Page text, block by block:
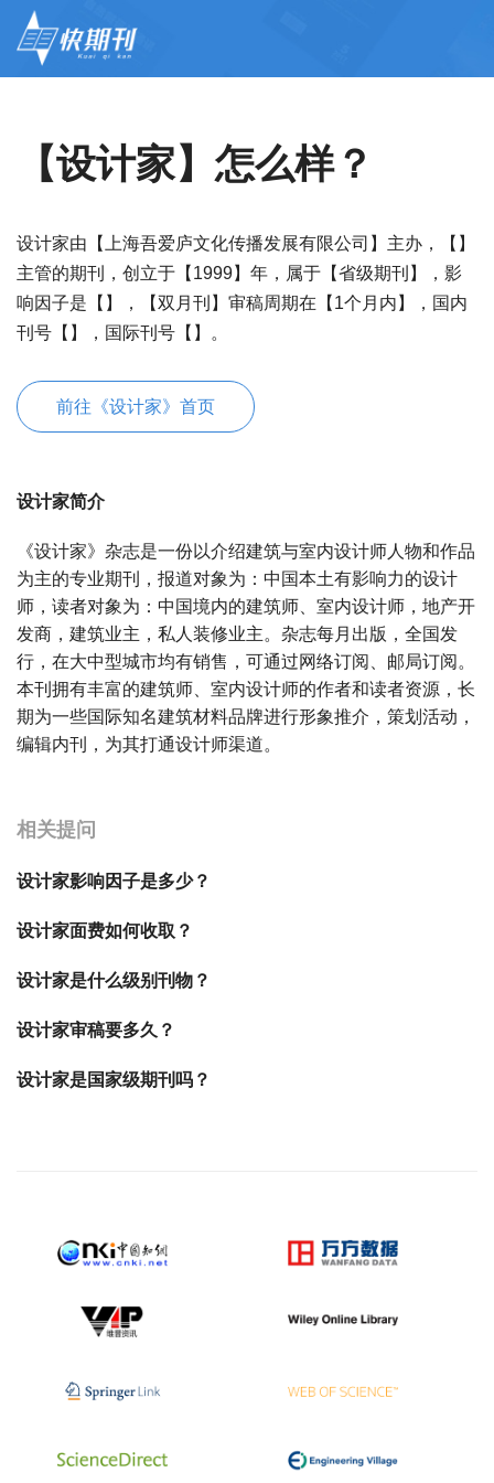
【设计家】怎么样？
设计家由【上海吾爱庐文化传播发展有限公司】主办，【】
主管的期刊，创立于【1999】年，属于【省级期刊】，影
响因子是【】，【双月刊】审稿周期在【1个月内】，国内
刊号【】，国际刊号【】。
前往《设计家》首页
设计家简介
《设计家》杂志是一份以介绍建筑与室内设计师人物和作品
为主的专业期刊，报道对象为：中国本土有影响力的设计
师，读者对象为：中国境内的建筑师、室内设计师，地产开
发商，建筑业主，私人装修业主。杂志每月出版，全国发
行，在大中型城市均有销售，可通过网络订阅、邮局订阅。
本刊拥有丰富的建筑师、室内设计师的作者和读者资源，长
期为一些国际知名建筑材料品牌进行形象推介，策划活动，
编辑内刊，为其打通设计师渠道。
相关提问
设计家影响因子是多少？
设计家面费如何收取？
设计家是什么级别刊物？
设计家审稿要多久？
设计家是国家级期刊吗？